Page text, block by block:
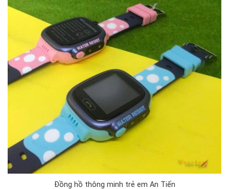
Đồng hồ thông minh trẻ em An Tiến